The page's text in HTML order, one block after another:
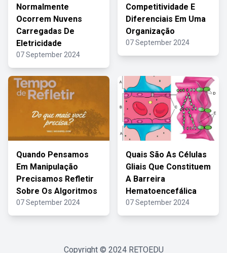
Normalmente
Ocorrem Nuvens
Carregadas De
Eletricidade
07 September 2024
Competitividade E
Diferenciais Em Uma
Organização
07 September 2024
Quando Pensamos
Em Manipulação
Precisamos Refletir
Sobre Os Algoritmos
07 September 2024
Quais São As Células
Gliais Que Constituem
A Barreira
Hematoencefálica
07 September 2024
Copyright © 2024 RETOEDU